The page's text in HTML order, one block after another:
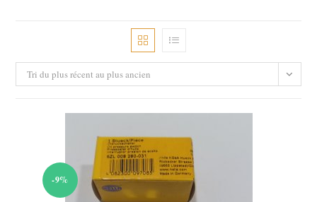
Tri du plus récent au plus ancien
-9%